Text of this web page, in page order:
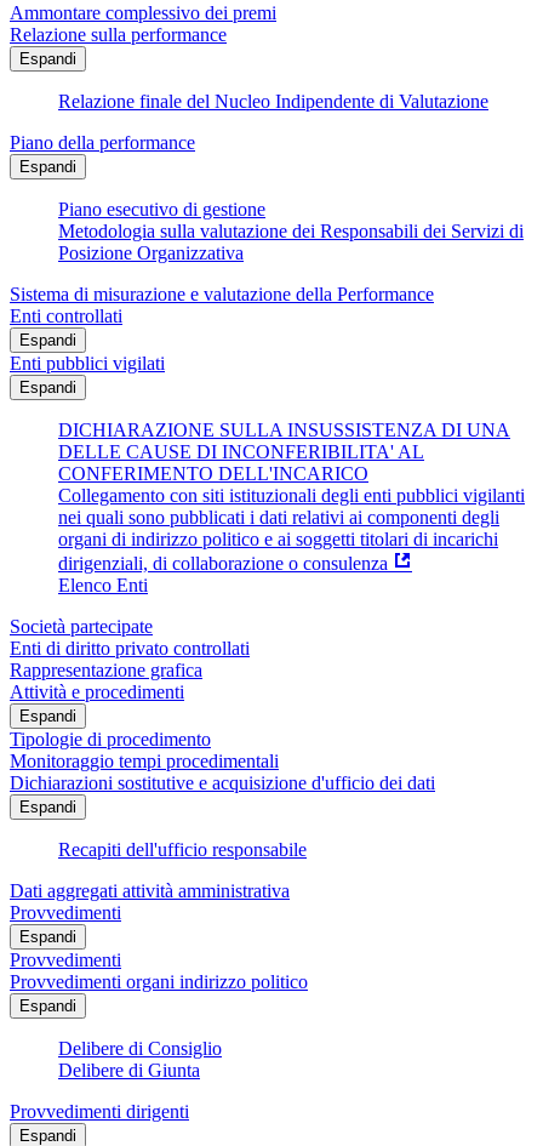
Ammontare complessivo dei premi
Relazione sulla performance
Espandi
Relazione finale del Nucleo Indipendente di Valutazione
Piano della performance
Espandi
Piano esecutivo di gestione
Metodologia sulla valutazione dei Responsabili dei Servizi di
Posizione Organizzativa
Sistema di misurazione e valutazione della Performance
Enti controllati
Espandi
Enti pubblici vigilati
Espandi
DICHIARAZIONE SULLA INSUSSISTENZA DI UNA
DELLE CAUSE DI INCONFERIBILITA' AL
CONFERIMENTO DELL'INCARICO
Collegamento con siti istituzionali degli enti pubblici vigilanti
nei quali sono pubblicati i dati relativi ai componenti degli
organi di indirizzo politico e ai soggetti titolari di incarichi
dirigenziali, di collaborazione o consulenza
Elenco Enti
Società partecipate
Enti di diritto privato controllati
Rappresentazione grafica
Attività e procedimenti
Espandi
Tipologie di procedimento
Monitoraggio tempi procedimentali
Dichiarazioni sostitutive e acquisizione d'ufficio dei dati
Espandi
Recapiti dell'ufficio responsabile
Dati aggregati attività amministrativa
Provvedimenti
Espandi
Provvedimenti
Provvedimenti organi indirizzo politico
Espandi
Delibere di Consiglio
Delibere di Giunta
Provvedimenti dirigenti
Espandi